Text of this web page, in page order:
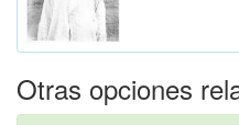
Otras opciones